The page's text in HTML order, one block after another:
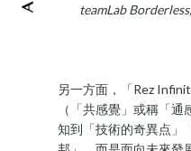
teamLab
另一方面，「Rez
（「共感覺」或稱「
知到「技術的奇異点」